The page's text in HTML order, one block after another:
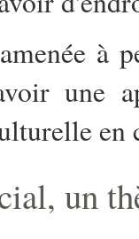
à
une
en
un